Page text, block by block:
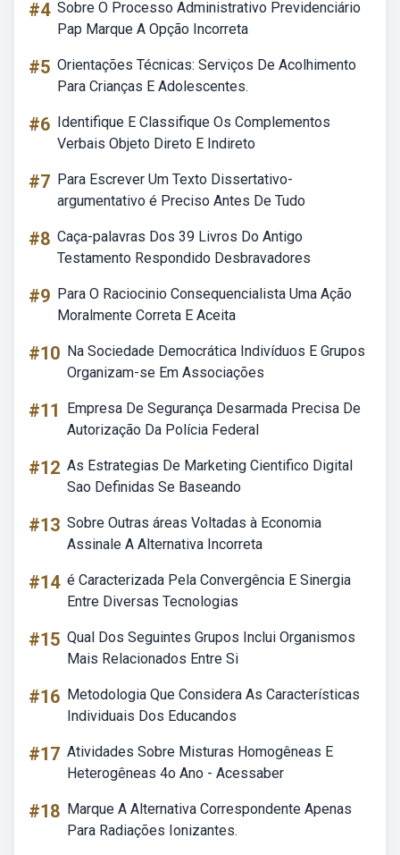
#4 Sobre O Processo Administrativo Previdenciário
Pap Marque A Opção Incorreta
#5 Orientações Técnicas: Serviços De Acolhimento
Para Crianças E Adolescentes.
#6 Identifique E Classifique Os Complementos
Verbais Objeto Direto E Indireto
#7 Para Escrever Um Texto Dissertativo-
argumentativo é Preciso Antes De Tudo
#8 Caça-palavras Dos 39 Livros Do Antigo
Testamento Respondido Desbravadores
#9 Para O Raciocinio Consequencialista Uma Ação
Moralmente Correta E Aceita
#10 Na Sociedade Democrática Indivíduos E Grupos
Organizam-se Em Associações
#11
Empresa De Segurança Desarmada Precisa De
Autorização Da Polícia Federal
#12 As Estrategias De Marketing Cientifico Digital
Sao Definidas Se Baseando
#13 Sobre Outras áreas Voltadas à Economia
Assinale A Alternativa Incorreta
#14 é Caracterizada Pela Convergência E Sinergia
Entre Diversas Tecnologias
#15 Qual Dos Seguintes Grupos Inclui Organismos
Mais Relacionados Entre Si
#16 Metodologia Que Considera As Características
Individuais Dos Educandos
#17 Atividades Sobre Misturas Homogêneas E
Heterogêneas 4o Ano - Acessaber
#18 Marque A Alternativa Correspondente Apenas
Para Radiações Ionizantes.